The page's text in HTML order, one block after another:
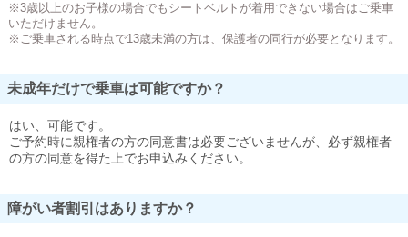
※3歳以上のお子様の場合でもシートベルトが着用できない場合はご乗車
いただけません。
※ご乗車される時点で13歳未満の方は、保護者の同行が必要となります。
未成年だけで乗車は可能ですか？
はい、可能です。
ご予約時に親権者の方の同意書は必要ございませんが、必ず親権者
の方の同意を得た上でお申込みください。
障がい者割引はありますか？